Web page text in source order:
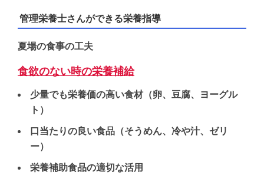
管理栄養士さんができる栄養指導
夏場の食事の工夫
食欲のない時の栄養補給
少量でも栄養価の高い食材（卵、豆腐、ヨーグル
ト）
口当たりの良い食品（そうめん、冷や汁、ゼリ
ー）
栄養補助食品の適切な活用